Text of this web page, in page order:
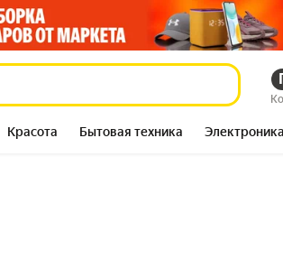
Красота Бытовая техника Электроника